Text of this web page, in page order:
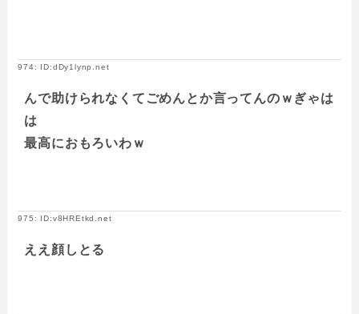
974: ID:dDy1lynp.net
んで助けられなくてごめんとか言ってんのｗぎゃは
は
最高におもろいわｗ
975: ID:v8HREtkd.net
ええ顔しとる